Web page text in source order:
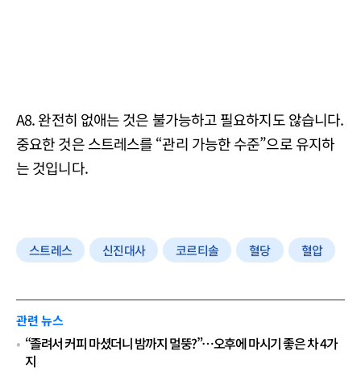
A8. 완전히 없애는 것은 불가능하고 필요하지도 않습니다.
중요한 것은 스트레스를 “관리 가능한 수준”으로 유지하
는 것입니다.
스트레스 신진대사 코르티솔 혈당 혈압
관련 뉴스
“졸려서 커피 마셨더니 밤까지 멀뚱?”…오후에 마시기 좋은 차 4가
지